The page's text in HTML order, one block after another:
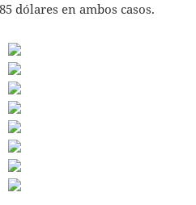
dólares en ambos casos.